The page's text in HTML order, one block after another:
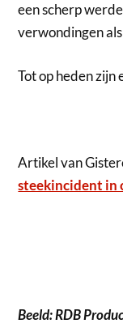
een scherp
verwondingen
Tot op heden zijn
Artikel van
steekincident in
Beeld: RDB